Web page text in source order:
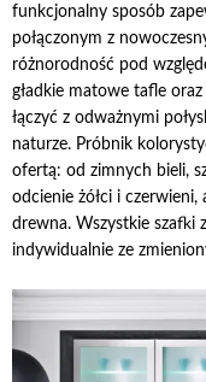
funkcjonalny sposób
połączonym z
różnorodność pod
gładkie matowe tafle
łączyć z odważnymi
naturze. Próbnik
ofertą: od zimnych bieli,
odcienie żółci i
drewna. Wszystkie szafki
indywidualnie ze